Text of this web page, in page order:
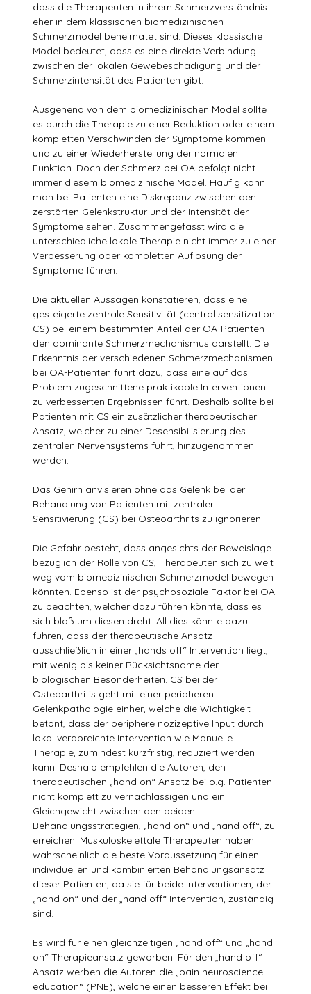
dass die Therapeuten in ihrem Schmerzverständnis
eher in dem klassischen biomedizinischen
Schmerzmodel beheimatet sind. Dieses klassische
Model bedeutet, dass es eine direkte Verbindung
zwischen der lokalen Gewebeschädigung und der
Schmerzintensität des Patienten gibt.
Ausgehend von dem biomedizinischen Model sollte
es durch die Therapie zu einer Reduktion oder einem
kompletten Verschwinden der Symptome kommen
und zu einer Wiederherstellung der normalen
Funktion. Doch der Schmerz bei OA befolgt nicht
immer diesem biomedizinische Model. Häufig kann
man bei Patienten eine Diskrepanz zwischen den
zerstörten Gelenkstruktur und der Intensität der
Symptome sehen. Zusammengefasst wird die
unterschiedliche lokale Therapie nicht immer zu einer
Verbesserung oder kompletten Auflösung der
Symptome führen.
Die aktuellen Aussagen konstatieren, dass eine
gesteigerte zentrale Sensitivität (central sensitization
CS) bei einem bestimmten Anteil der OA-Patienten
den dominante Schmerzmechanismus darstellt. Die
Erkenntnis der verschiedenen Schmerzmechanismen
bei OA-Patienten führt dazu, dass eine auf das
Problem zugeschnittene praktikable Interventionen
zu verbesserten Ergebnissen führt. Deshalb sollte bei
Patienten mit CS ein zusätzlicher therapeutischer
Ansatz, welcher zu einer Desensibilisierung des
zentralen Nervensystems führt, hinzugenommen
werden.
Das Gehirn anvisieren ohne das Gelenk bei der
Behandlung von Patienten mit zentraler
Sensitivierung (CS) bei Osteoarthrits zu ignorieren.
Die Gefahr besteht, dass angesichts der Beweislage
bezüglich der Rolle von CS, Therapeuten sich zu weit
weg vom biomedizinischen Schmerzmodel bewegen
könnten. Ebenso ist der psychosoziale Faktor bei OA
zu beachten, welcher dazu führen könnte, dass es
sich bloß um diesen dreht. All dies könnte dazu
führen, dass der therapeutische Ansatz
ausschließlich in einer „hands off“ Intervention liegt,
mit wenig bis keiner Rücksichtsname der
biologischen Besonderheiten. CS bei der
Osteoarthritis geht mit einer peripheren
Gelenkpathologie einher, welche die Wichtigkeit
betont, dass der periphere nozizeptive Input durch
lokal verabreichte Intervention wie Manuelle
Therapie, zumindest kurzfristig, reduziert werden
kann. Deshalb empfehlen die Autoren, den
therapeutischen „hand on“ Ansatz bei o.g. Patienten
nicht komplett zu vernachlässigen und ein
Gleichgewicht zwischen den beiden
Behandlungsstrategien, „hand on“ und „hand off“, zu
erreichen. Muskuloskelettale Therapeuten haben
wahrscheinlich die beste Voraussetzung für einen
individuellen und kombinierten Behandlungsansatz
dieser Patienten, da sie für beide Interventionen, der
„hand on“ und der „hand off“ Intervention, zuständig
sind.
Es wird für einen gleichzeitigen „hand off“ und „hand
on“ Therapieansatz geworben. Für den „hand off“
Ansatz werben die Autoren die „pain neuroscience
education“ (PNE), welche einen besseren Effekt bei